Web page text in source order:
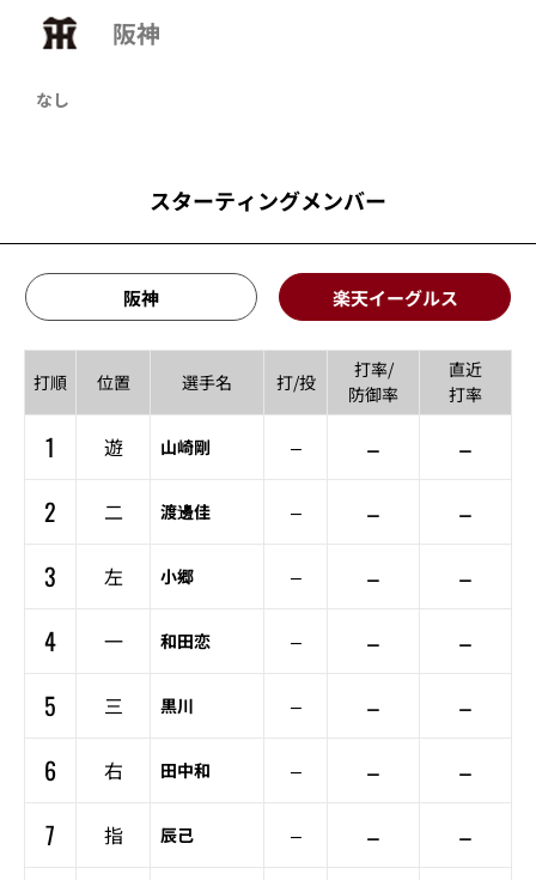
阪神
なし
スターティングメンバー
阪神 楽天イーグルス
打順 位置 選手名 打/投
打率/
防御率
直近
打率
1 遊 山崎剛 – –
–
2
二 渡邊佳 – –
–
3
左 小郷 – –
–
4
一 和田恋 – –
–
5
三 黒川 – –
–
6
右 田中和 – –
–
7
指 辰己 – –
–